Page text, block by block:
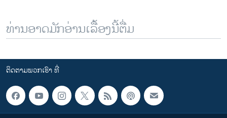
ທ່ານອາດມັກອ່ານເລື້ອງນີ້ຕື່ມ
ຕິດຕາມພວກເຮົາ ທີ່